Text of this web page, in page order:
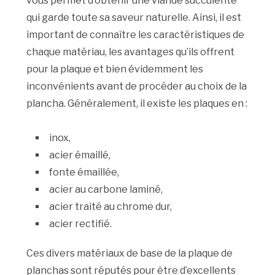
qui garde toute sa saveur naturelle. Ainsi, il est
important de connaître les caractéristiques de
chaque matériau, les avantages qu’ils offrent
pour la plaque et bien évidemment les
inconvénients avant de procéder au choix de la
plancha. Généralement, il existe les plaques en :
inox,
acier émaillé,
fonte émaillée,
acier au carbone laminé,
acier traité au chrome dur,
acier rectifié.
Ces divers matériaux de base de la plaque de
planchas sont réputés pour être d’excellents